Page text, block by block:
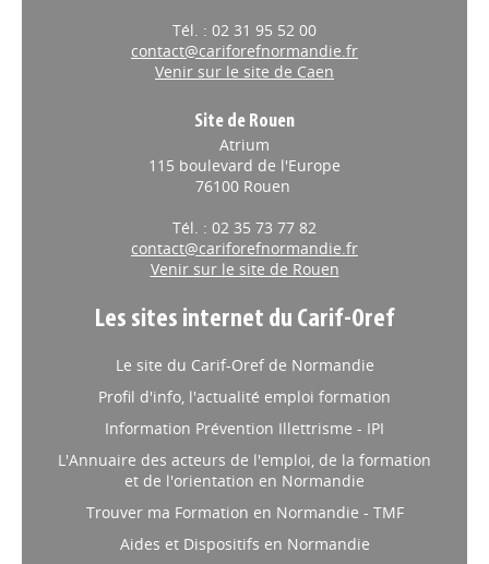
Tél. : 02 31 95 52 00
contact@cariforefnormandie.fr
Venir sur le site de Caen
Site de Rouen
Atrium
115 boulevard de l'Europe
76100 Rouen
Tél. : 02 35 73 77 82
contact@cariforefnormandie.fr
Venir sur le site de Rouen
Les sites internet du Carif-Oref
Le site du Carif-Oref de Normandie
Profil d'info, l'actualité emploi formation
Information Prévention Illettrisme - IPI
L'Annuaire des acteurs de l'emploi, de la formation
et de l'orientation en Normandie
Trouver ma Formation en Normandie - TMF
Aides et Dispositifs en Normandie